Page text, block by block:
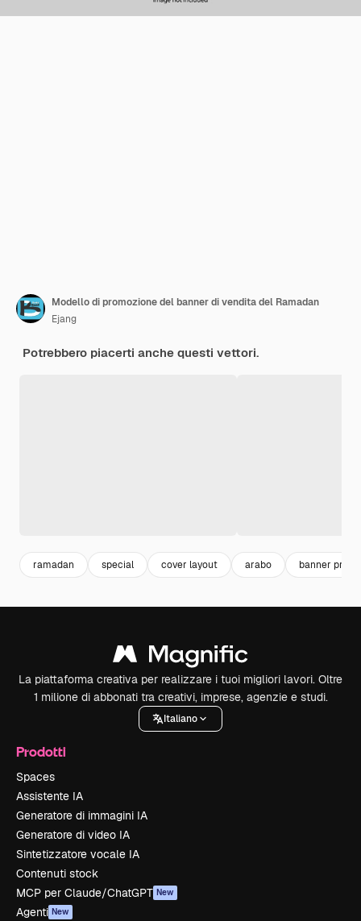
Modello di promozione del banner di vendita del Ramadan
Ejang
Potrebbero piacerti anche questi vettori.
ramadan special cover layout arabo banner
La piattaforma creativa per realizzare i tuoi migliori lavori. Oltre
1 milione di abbonati tra creativi, imprese, agenzie e studi.
Italiano
Prodotti
Spaces
Assistente IA
Generatore di immagini IA
Generatore di video IA
Sintetizzatore vocale IA
Contenuti stock
MCP per Claude/ChatGPT New
Agenti New